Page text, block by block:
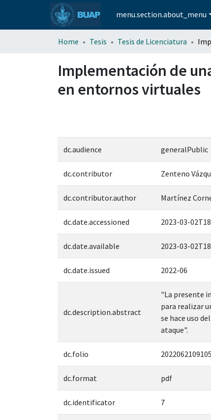
menu.section.about_menu
Home Tesis Tesis de Licenciatura
Implementación de
en entornos virtuales
dc.audience generalPublic
dc.contributor Zenteno
dc.contributor.author Martínez
dc.date.accessioned 2023-03-
dc.date.available 2023-03-
dc.date.issued 2022-06
dc.description.abstract
"La presente
para realizar
se hace uso
ataque".
dc.folio
dc.format pdf
dc.identificator 7